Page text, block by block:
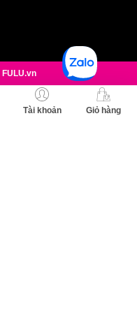
Tài khoản Giỏ hàng
FULU.vn